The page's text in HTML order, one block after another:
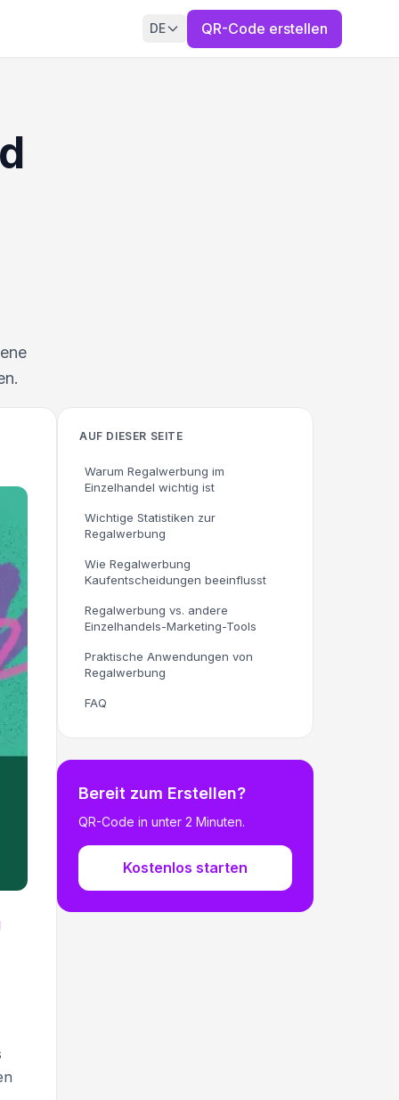
DE QR-Code erstellen
AUF DIESER SEITE
Warum Regalwerbung im
Einzelhandel wichtig ist
Wichtige Statistiken zur
Regalwerbung
Wie Regalwerbung
Kaufentscheidungen beeinflusst
Regalwerbung vs. andere
Einzelhandels-Marketing-Tools
Praktische Anwendungen von
Regalwerbung
FAQ
Bereit zum Erstellen?
QR-Code in unter 2 Minuten.
Kostenlos starten